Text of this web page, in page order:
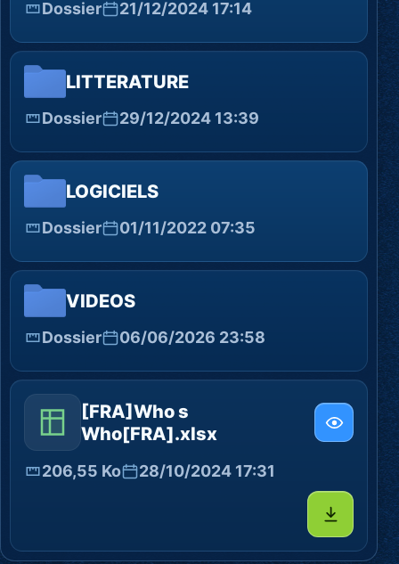
Dossier 21/12/2024 17:14
LITTERATURE
Dossier 29/12/2024 13:39
LOGICIELS
Dossier 01/11/2022 07:35
VIDEOS
Dossier 06/06/2026 23:58
[FRA]Who s
Who[FRA].xlsx
206,55 Ko 28/10/2024 17:31